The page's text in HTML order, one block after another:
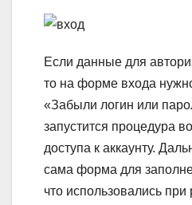
Если данные для
то на форме входа
«Забыли логин или
запустится процедура
доступа к аккаунту.
сама форма для
что использовались при